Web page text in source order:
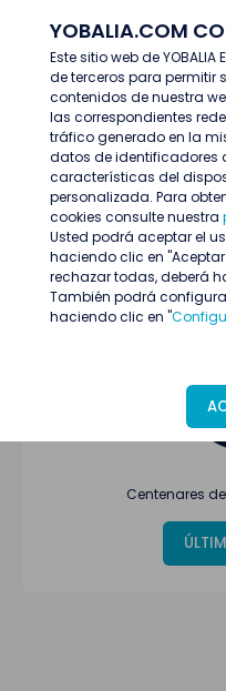
YOBALIA.COM
Este sitio web de
de terceros para permitir
contenidos de nuestra
las correspondientes
tráfico generado en la
datos de identificadores
características del
personalizada. Para
cookies consulte nuestra
Usted podrá aceptar el
haciendo clic en
rechazar todas, deberá
También podrá
haciendo clic en "
Últimas ofertas
Oferta no
proceso
Centenares